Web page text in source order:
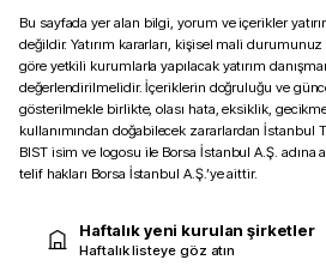
Bu sayfada yer alan bilgi, yorum ve içerikler
değildir. Yatırım kararları, kişisel mali
göre yetkili kurumlarla yapılacak yatırım
değerlendirilmelidir. İçeriklerin doğruluğu ve
gösterilmekle birlikte, olası hata, eksiklik,
kullanımından doğabilecek zararlardan İstanbul
BIST isim ve logosu ile Borsa İstanbul A.Ş. adına
telif hakları Borsa İstanbul A.Ş.’ye aittir.
Haftalık yeni kurulan şirketler
Haftalık listeye göz atın